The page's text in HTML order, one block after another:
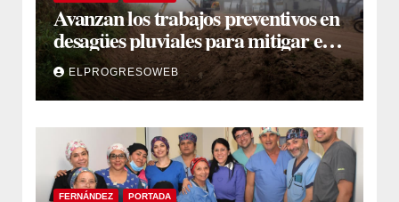
Avanzan los trabajos preventivos en
desagües pluviales para mitigar el
impacto de la temporada de lluvias
ELPROGRESOWEB
FERNÁNDEZ PORTADA